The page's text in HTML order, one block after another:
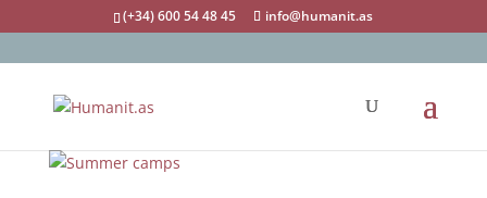
(+34) 600 54 48 45 info@humanit.as